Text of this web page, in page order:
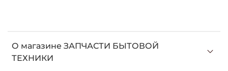
О магазине ЗАПЧАСТИ БЫТОВОЙ
ТЕХНИКИ